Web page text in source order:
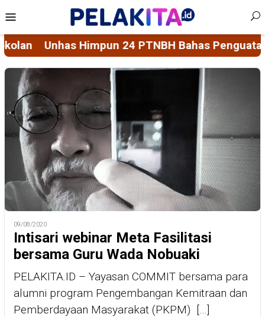
to
contentMenu
Bahas Penguatan Sistem Penjaminan Mutu
09/08/2020
Intisari webinar Meta Fasilitasi
bersama Guru Wada Nobuaki
PELAKITA.ID – Yayasan COMMIT bersama para
alumni program Pengembangan Kemitraan dan
Pemberdayaan Masyarakat (PKPM) […]